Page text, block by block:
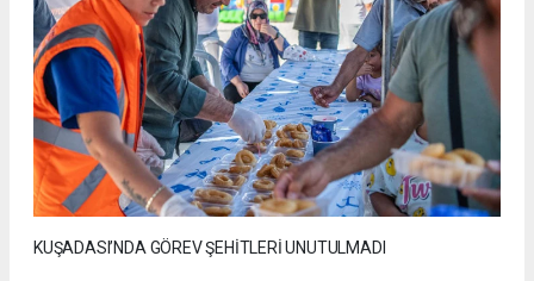
KUŞADASI’NDA GÖREV ŞEHİTLERİ UNUTULMADI